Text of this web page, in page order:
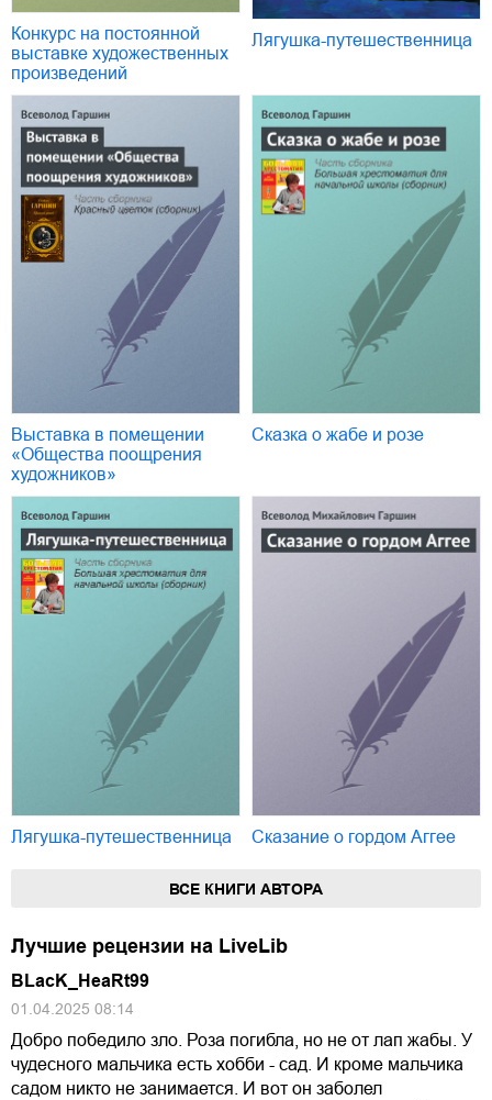
Конкурс на постоянной
выставке художественных
произведений
Лягушка-путешественница
Выставка в помещении
«Общества поощрения
художников»
Сказка о жабе и розе
Лягушка-путешественница Сказание о гордом Аггее
ВСЕ КНИГИ АВТОРА
Лучшие рецензии на LiveLib
BLacK_HeaRt99
01.04.2025 08:14
Добро победило зло. Роза погибла, но не от лап жабы. У
чудесного мальчика есть хобби - сад. И кроме мальчика
садом никто не занимается. И вот он заболел